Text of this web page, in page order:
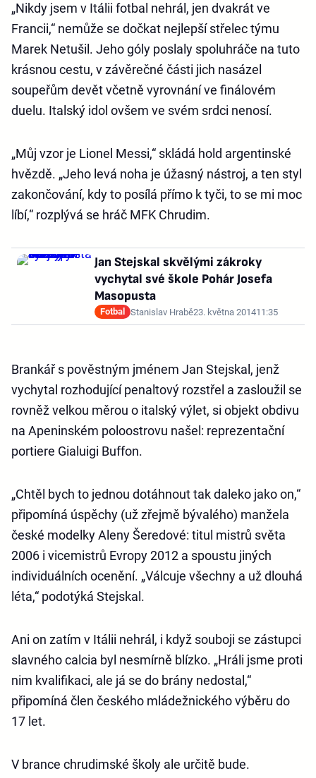
„Nikdy jsem v Itálii fotbal nehrál, jen dvakrát ve
Francii,“ nemůže se dočkat nejlepší střelec týmu
Marek Netušil. Jeho góly poslaly spoluhráče na tuto
krásnou cestu, v závěrečné části jich nasázel
soupeřům devět včetně vyrovnání ve finálovém
duelu. Italský idol ovšem ve svém srdci nenosí.
„Můj vzor je Lionel Messi,“ skládá hold argentinské
hvězdě. „Jeho levá noha je úžasný nástroj, a ten styl
zakončování, kdy to posílá přímo k tyči, to se mi moc
líbí,“ rozplývá se hráč MFK Chrudim.
Jan Stejskal skvělými zákroky
vychytal své škole Pohár Josefa
Masopusta
Fotbal Stanislav Hrabě23. května 201411:35
Brankář s pověstným jménem Jan Stejskal, jenž
vychytal rozhodující penaltový rozstřel a zasloužil se
rovněž velkou měrou o italský výlet, si objekt obdivu
na Apeninském poloostrovu našel: reprezentační
portiere Gialuigi Buffon.
„Chtěl bych to jednou dotáhnout tak daleko jako on,“
připomíná úspěchy (už zřejmě bývalého) manžela
české modelky Aleny Šeredové: titul mistrů světa
2006 i vicemistrů Evropy 2012 a spoustu jiných
individuálních ocenění. „Válcuje všechny a už dlouhá
léta,“ podotýká Stejskal.
Ani on zatím v Itálii nehrál, i když souboji se zástupci
slavného calcia byl nesmírně blízko. „Hráli jsme proti
nim kvalifikaci, ale já se do brány nedostal,“
připomíná člen českého mládežnického výběru do
17 let.
V brance chrudimské školy ale určitě bude.